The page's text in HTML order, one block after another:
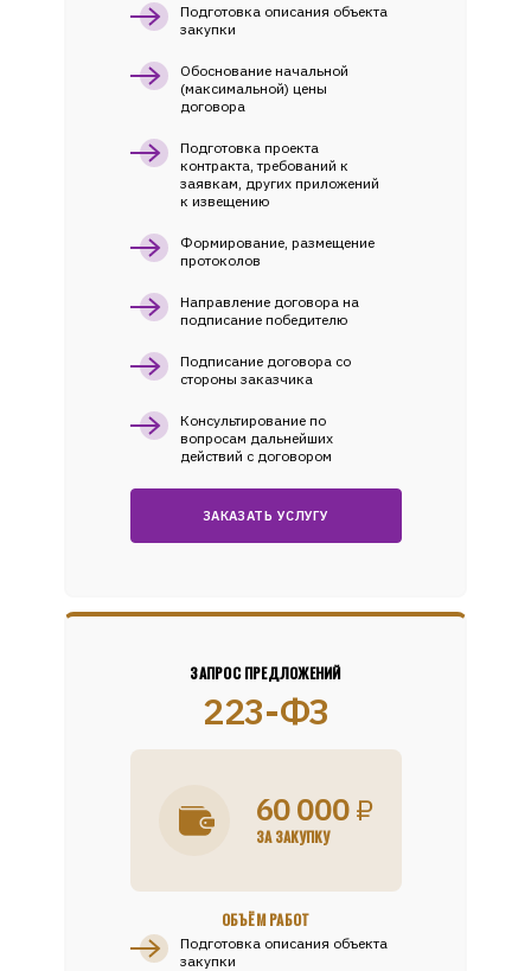
Подготовка описания объекта
закупки
Обоснование начальной
(максимальной) цены
договора
Подготовка проекта
контракта, требований к
заявкам, других приложений
к извещению
Формирование, размещение
протоколов
Направление договора на
подписание победителю
Подписание договора со
стороны заказчика
Консультирование по
вопросам дальнейших
действий с договором
ЗАКАЗАТЬ УСЛУГУ
ЗАПРОС ПРЕДЛОЖЕНИЙ
223-ФЗ
60 000₽
ЗА ЗАКУПКУ
ОБЪЁМ РАБОТ
Подготовка описания объекта
закупки